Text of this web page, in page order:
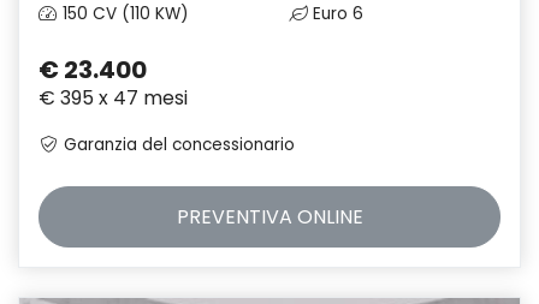
150 CV (110 KW)
Euro 6
€ 23.400
€ 395 x 47 mesi
Garanzia del concessionario
PREVENTIVA ONLINE